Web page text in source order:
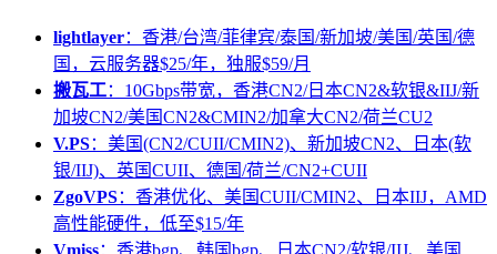
lightlayer：香港/台湾/菲律宾/泰国/新加坡/美国/英国/德
国，云服务器$25/年，独服$59/月
搬瓦工：10Gbps带宽，香港CN2/日本CN2&软银&IIJ/新
加坡CN2/美国CN2&CMIN2/加拿大CN2/荷兰CU2
V.PS：美国(CN2/CUII/CMIN2)、新加坡CN2、日本(软
银/IIJ)、英国CUII、德国/荷兰/CN2+CUII
ZgoVPS：香港优化、美国CUII/CMIN2、日本IIJ，AMD
高性能硬件，低至$15/年